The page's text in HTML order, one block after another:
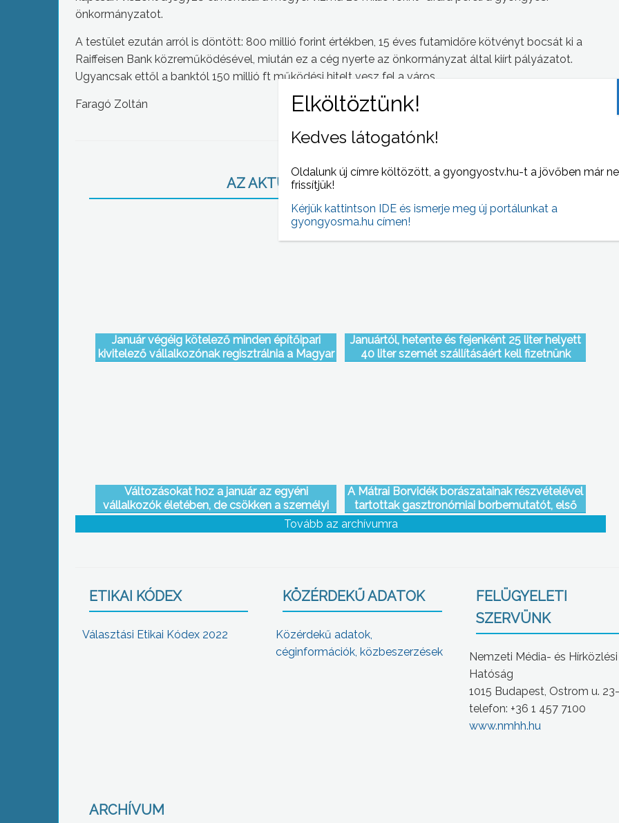
önkormányzatot.
A testület ezután arról is döntött: 800 millió forint értékben, 15 éves futamidőre kötvényt bocsát ki a
Raiffeisen Bank közreműködésével, miután ez a cég nyerte az önkormányzat által kiírt pályázatot.
Ugyancsak ettől a banktól 150 millió ft működési hitelt vesz fel a város.
Faragó Zoltán
AZ AKTUÁLIS NAPI HÍREI
Január végéig kötelező minden építőipari
kivitelező vállalkozónak regisztrálnia a Magyar
Januártól, hetente és fejenként 25 liter helyett
40 liter szemét szállításáért kell fizetnünk
Változásokat hoz a január az egyéni
vállalkozók életében, de csökken a személyi
jövedelemadó, a távhő áfája, valamint a
lakásvásárlási illeték, emelkedik viszont a
A Mátrai Borvidék borászatainak részvételével
tartottak gasztronómiai borbemutatót, első
ízben a Mátra Múzeumban
Tovább az archívumra
ETIKAI KÓDEX
Választási Etikai Kódex 2022
KÖZÉRDEKŰ ADATOK
Közérdekű adatok,
céginformációk, közbeszerzések
FELÜGYELETI
SZERVÜNK
Nemzeti Média- és Hírközlési
Hatóság
1015 Budapest, Ostrom u.
telefon: +36 1 457 7100
www.nmhh.hu
ARCHÍVUM
Kedves látogatónk!
Oldalunk új címre költözött, a gyongyostv.hu-t a jövőben már
frissítjük!
Kérjük kattintson IDE és ismerje meg új portálunkat a
gyongyosma.hu címen!